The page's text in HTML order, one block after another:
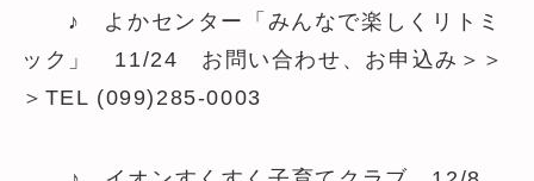
♪ よかセンター「みんなで楽しくリトミ
ック」 11/24 お問い合わせ、お申込み＞＞
＞TEL (099)285-0003